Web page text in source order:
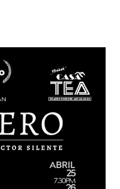
Pero, la publicidad de
en público. Entonces,
al Zorro sobre el
necesitabas explicarla
menos es tu voto
Se trata de una
pero que
con educación? Pero, lo